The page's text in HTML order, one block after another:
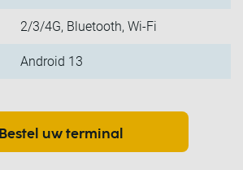
2/3/4G, Bluetooth, Wi-Fi
Android 13
Bestel uw terminal